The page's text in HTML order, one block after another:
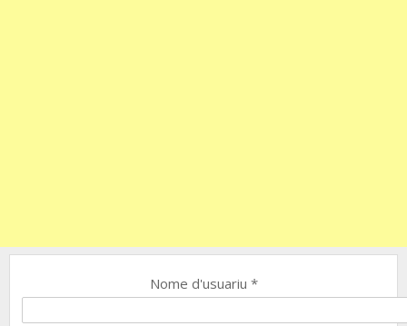
Nome d'usuariu *